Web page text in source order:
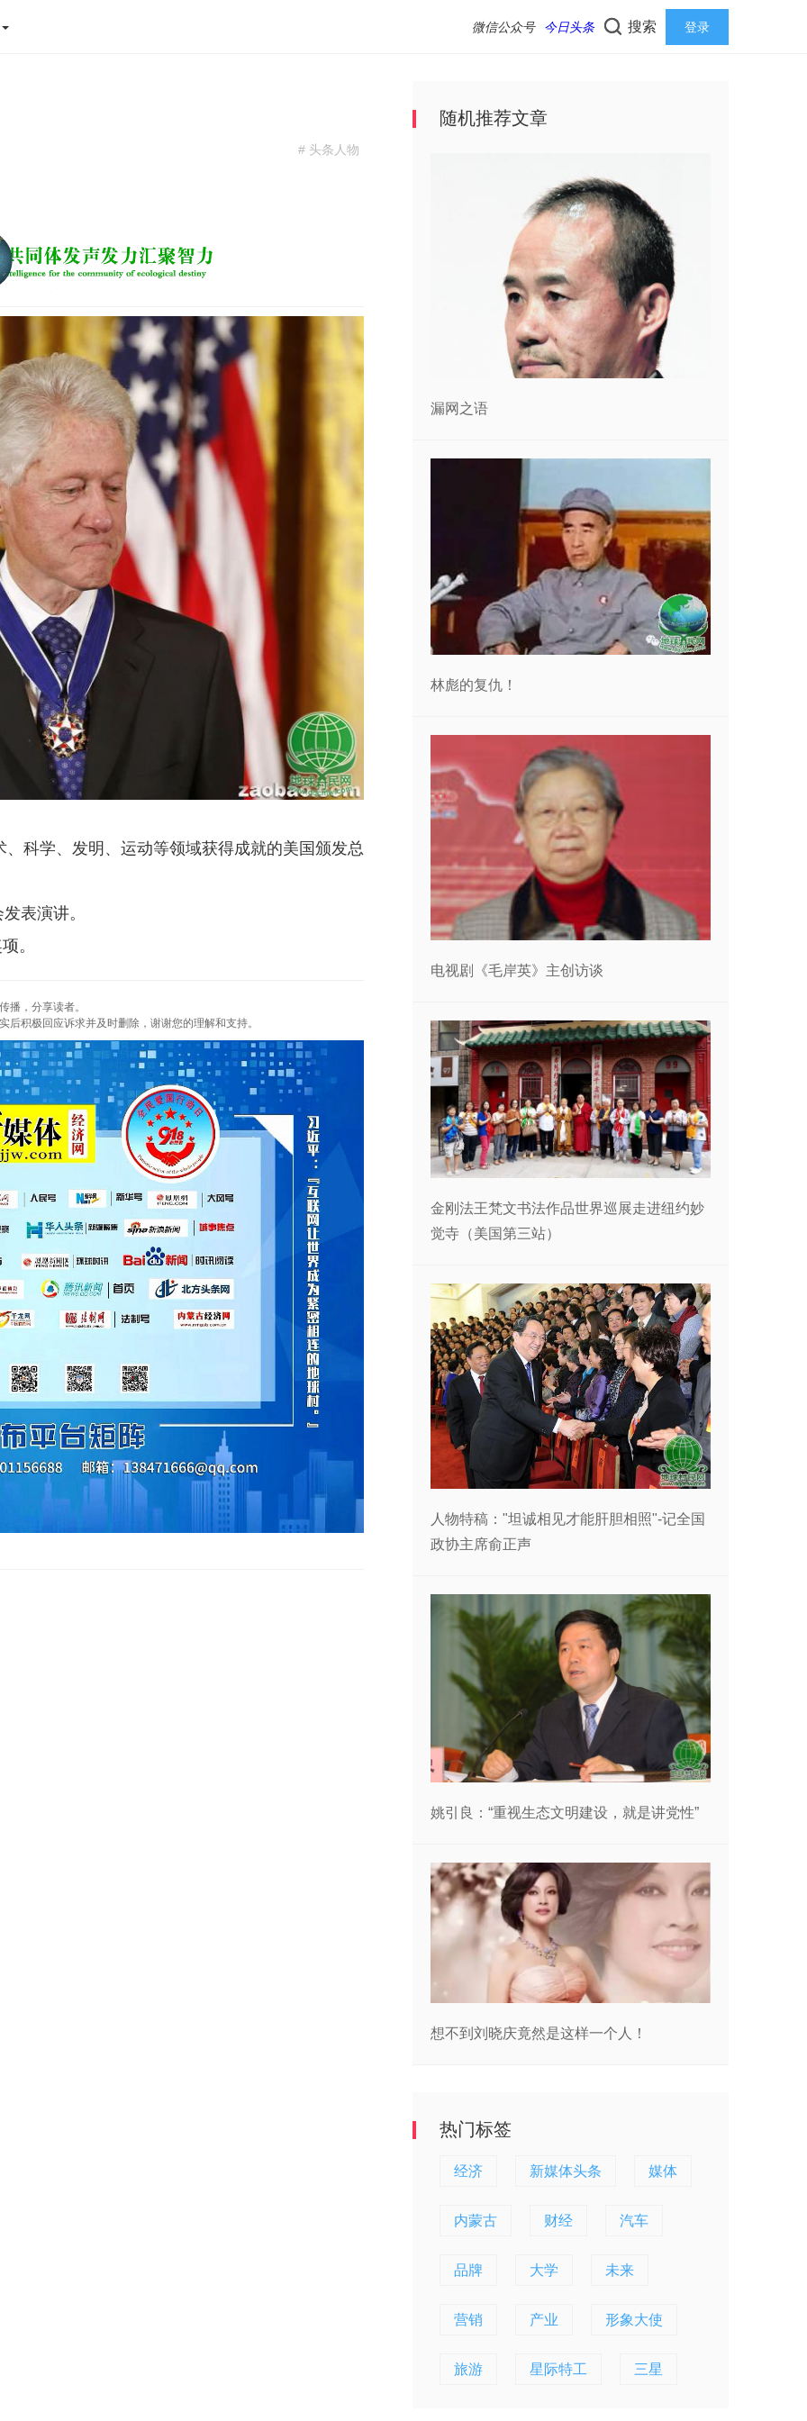
微信公众号 今日头条 搜索 登录
# 头条人物
学、发明、运动等领域获得成就的美国颁发总
表演讲。
。
播，分享读者。
积极回应诉求并及时删除，谢谢您的理解和支持。
随机推荐文章
漏网之语
林彪的复仇！
电视剧《毛岸英》主创访谈
金刚法王梵文书法作品世界巡展走进纽约妙
觉寺（美国第三站）
人物特稿："坦诚相见才能肝胆相照"-记全国
政协主席俞正声
姚引良：“重视生态文明建设，就是讲党性”
想不到刘晓庆竟然是这样一个人！
热门标签
经济 新媒体头条 媒体
内蒙古 财经 汽车
品牌 大学 未来
营销 产业 形象大使
旅游 星际特工 三星